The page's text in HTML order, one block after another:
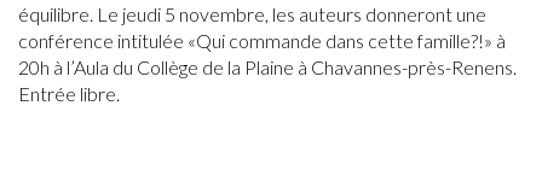
équilibre. Le jeudi 5 novembre, les auteurs donneront une
conférence intitulée «Qui commande dans cette famille?!» à
20h à l’Aula du Collège de la Plaine à Chavannes-près-Renens.
Entrée libre.